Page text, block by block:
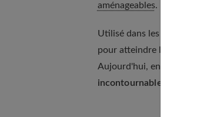
aménageables.
Utilisé dans les
pour atteindre la France
Aujourd'hui, en pleine
incontournable